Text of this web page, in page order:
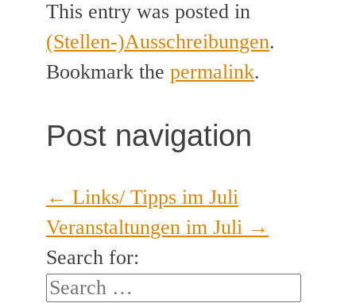
This entry was posted in
(Stellen-)Ausschreibungen.
Bookmark the permalink.
Post navigation
← Links/ Tipps im Juli
Veranstaltungen im Juli →
Search for: